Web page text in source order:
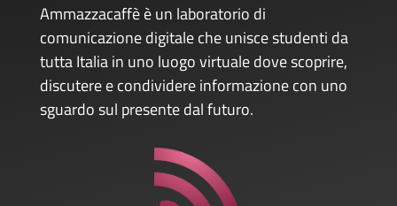
Ammazzacaffè è un laboratorio di
comunicazione digitale che unisce studenti da
tutta Italia in uno luogo virtuale dove scoprire,
discutere e condividere informazione con uno
sguardo sul presente dal futuro.